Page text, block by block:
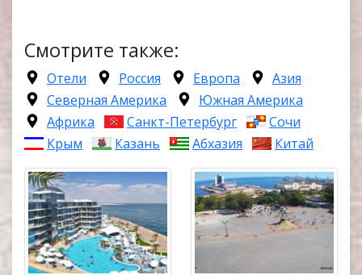
Смотрите также:
Отели Россия Европа
Азия
Северная Америка
Южная Америка
Африка
Санкт-Петербург
Сочи
Крым
Казань Абхазия Китай